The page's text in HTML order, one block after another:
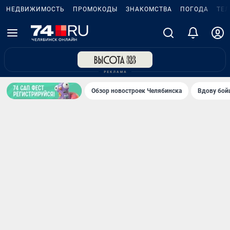
НЕДВИЖИМОСТЬ ПРОМОКОДЫ ЗНАКОМСТВА ПОГОДА
Обзор новостроек Челябинска Вдову